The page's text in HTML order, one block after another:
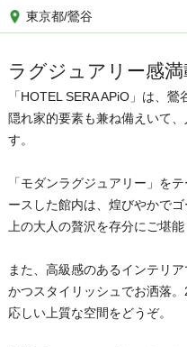
東京都/鶯谷
ラグジュアリー感
「HOTEL SERA APiO」は、
隠れ家的要素も兼ね備えいて
す。
「モダンラグジュアリー」を
ースした館内は、煌びやかで
上の大人の贅沢を存分にご堪能
また、高級感のあるインテリ
かつスタイリッシュでお洒落
応しい上質な空間をどうぞ。